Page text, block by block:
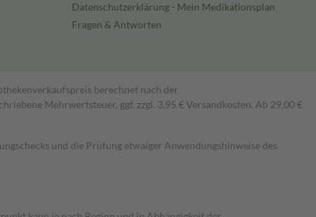
Datenschutzerklärung - Mein Medikationsplan
Fragen & Antworten
berechnet nach der
Mehrwertsteuer, ggf. zzgl. 3,95 € Versandkosten. Ab 29,00 €
und die Prüfung etwaiger Anwendungshinweise des